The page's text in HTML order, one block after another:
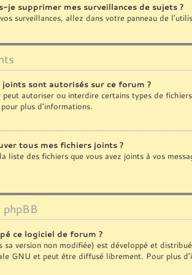
je supprimer mes surveillances de sujets ?
surveillances, allez dans votre panneau de
sont autorisés sur ce forum ?
peut autoriser ou interdire certains types de
plus d’informations.
tous mes fichiers joints ?
liste des fichiers que vous avez joints à vos
phpBB
ce logiciel de forum ?
sa version non modifiée) est développé et
GNU et peut être diffusé librement. Pour plus